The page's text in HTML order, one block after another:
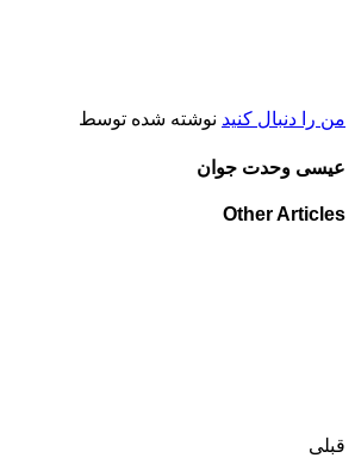
من را دنبال کنید نوشته شده توسط
عیسی وحدت جوان
Other Articles
قبلی